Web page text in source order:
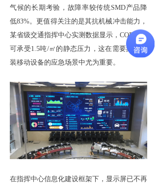
气候的长期考验，故障率较传统SMD产品降
低83%。更值得关注的是其抗机械冲击能力，
某省级交通指挥中心实测数据显示，COB模组
可承受1.5吨/㎡的静态压力，这在需要频繁拆
装移动设备的应急场景中尤为重要。
在指挥中心信息化建设框架下，显示屏已不再